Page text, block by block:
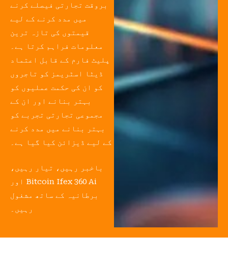
بروقت تجارتی فیصلے کرنے
میں مدد کرنے کے لیے
قیمتوں کی تازہ ترین
معلومات فراہم کرتا ہے۔
پلیٹ فارم کے قابل اعتماد
ڈیٹا اسٹریمز کو تاجروں
کو ان کی حکمت عملیوں کو
بہتر بنانے اور ان کے
مجموعی تجارتی تجربے کو
بہتر بنانے میں مدد کرنے
کے لیے ڈیزائن کیا گیا ہے۔
باخبر رہیں، تیار رہیں،
اور Bitcoin Ifex 360 Ai
برطانیہ کے ساتھ مشغول
رہیں۔